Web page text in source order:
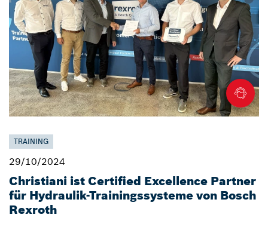
TRAINING
29/10/2024
Christiani ist Certified Excellence Partner
für Hydraulik-Trainingssysteme von Bosch
Rexroth